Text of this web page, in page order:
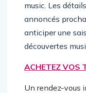
music. Les
annoncés
anticiper une
découvertes
ACHETEZ VOS
Un rendez-vous